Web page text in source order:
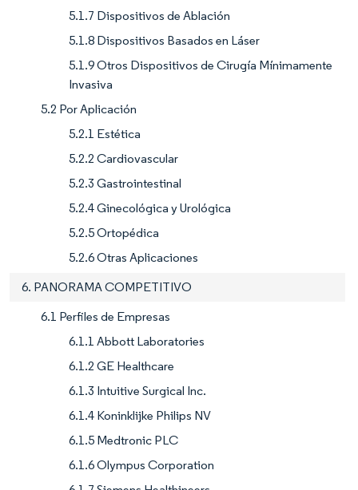
5.1.7 Dispositivos de Ablación
5.1.8 Dispositivos Basados en Láser
5.1.9 Otros Dispositivos de Cirugía Mínimamente
Invasiva
5.2 Por Aplicación
5.2.1 Estética
5.2.2 Cardiovascular
5.2.3 Gastrointestinal
5.2.4 Ginecológica y Urológica
5.2.5 Ortopédica
5.2.6 Otras Aplicaciones
6. PANORAMA COMPETITIVO
6.1 Perfiles de Empresas
6.1.1 Abbott Laboratories
6.1.2 GE Healthcare
6.1.3 Intuitive Surgical Inc.
6.1.4 Koninklijke Philips NV
6.1.5 Medtronic PLC
6.1.6 Olympus Corporation